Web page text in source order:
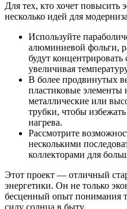
Для тех, кто хочет повысить
несколько идей для
Используйте
алюминиевой фольги,
будут
увеличивая
В более продвинутых
пластиковые элементы
металлические или
трубки, чтобы
нагрева.
Рассмотрите
несколькими
коллекторами для
Этот проект — отличный
энергетики. Он не только
бесценный опыт понимания